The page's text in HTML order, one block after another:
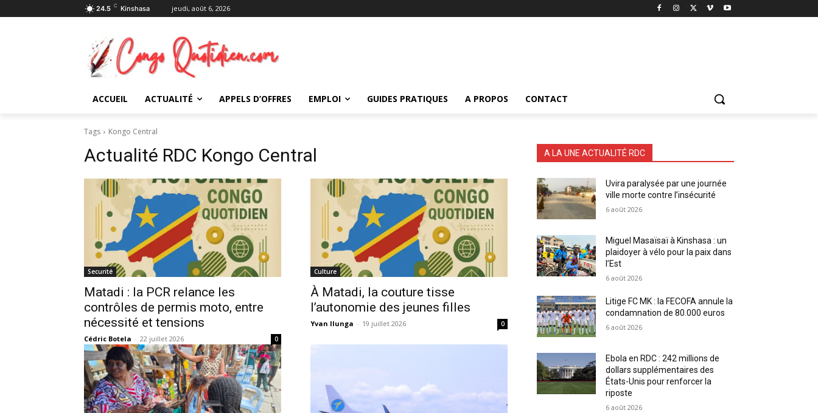
24.5 C Kinshasa jeudi, août 6, 2026
ACCUEIL ACTUALITÉ APPELS D’OFFRES EMPLOI GUIDES PRATIQUES A PROPOS CONTACT
Tags Kongo Central
Actualité RDC Kongo Central
Securité
Matadi : la PCR relance les
contrôles de permis moto, entre
nécessité et tensions
Cédric Botela - 22 juillet 2026 0
Culture
À Matadi, la couture tisse
l’autonomie des jeunes filles
Yvan Ilunga - 19 juillet 2026 0
A LA UNE ACTUALITÉ RDC
Uvira paralysée par une journée
ville morte contre l’insécurité
6 août 2026
Miguel Masaïsaï à Kinshasa : un
plaidoyer à vélo pour la paix dans
l’Est
6 août 2026
Litige FC MK : la FECOFA annule la
condamnation de 80.000 euros
6 août 2026
Ebola en RDC : 242 millions de
dollars supplémentaires des
États-Unis pour renforcer la
riposte
6 août 2026